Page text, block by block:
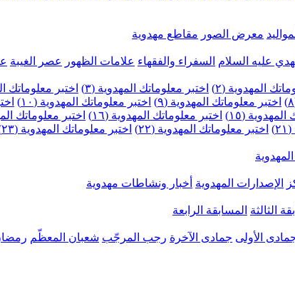
معرض الصور مقاطع مهدوية
عليه السلام السفراء والفقهاء علامات الظهور عصر الغيبة
المهدوية (٢) اختبر معلوماتك المهدوية (٣) اختبر معلوماتك
اختبر معلوماتك المهدوية (٩) اختبر معلوماتك المهدوية (١٠)
(١٥) اختبر معلوماتك المهدوية (١٦) اختبر معلوماتك
اختبر معلوماتك المهدوية (٢٢) اختبر معلوماتك المهدوية (٢٣)
المهدوية
الإصدارات المهدوية أخبار ونشاطات مهدوية
الثالثة المسابقة الرابعة
الأولى جمادى الآخرة رجب المرجّب شعبان المعظّم